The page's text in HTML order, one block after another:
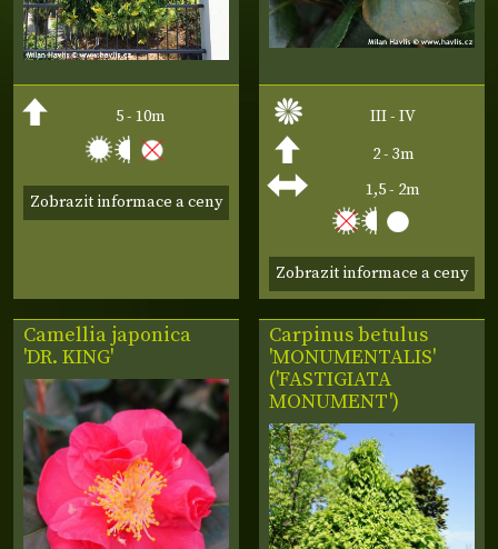
5 - 10m
Zobrazit informace a ceny
III - IV
2 - 3m
1,5 - 2m
Zobrazit informace a ceny
Camellia japonica
'DR. KING'
Carpinus betulus
'MONUMENTALIS'
('FASTIGIATA
MONUMENT')